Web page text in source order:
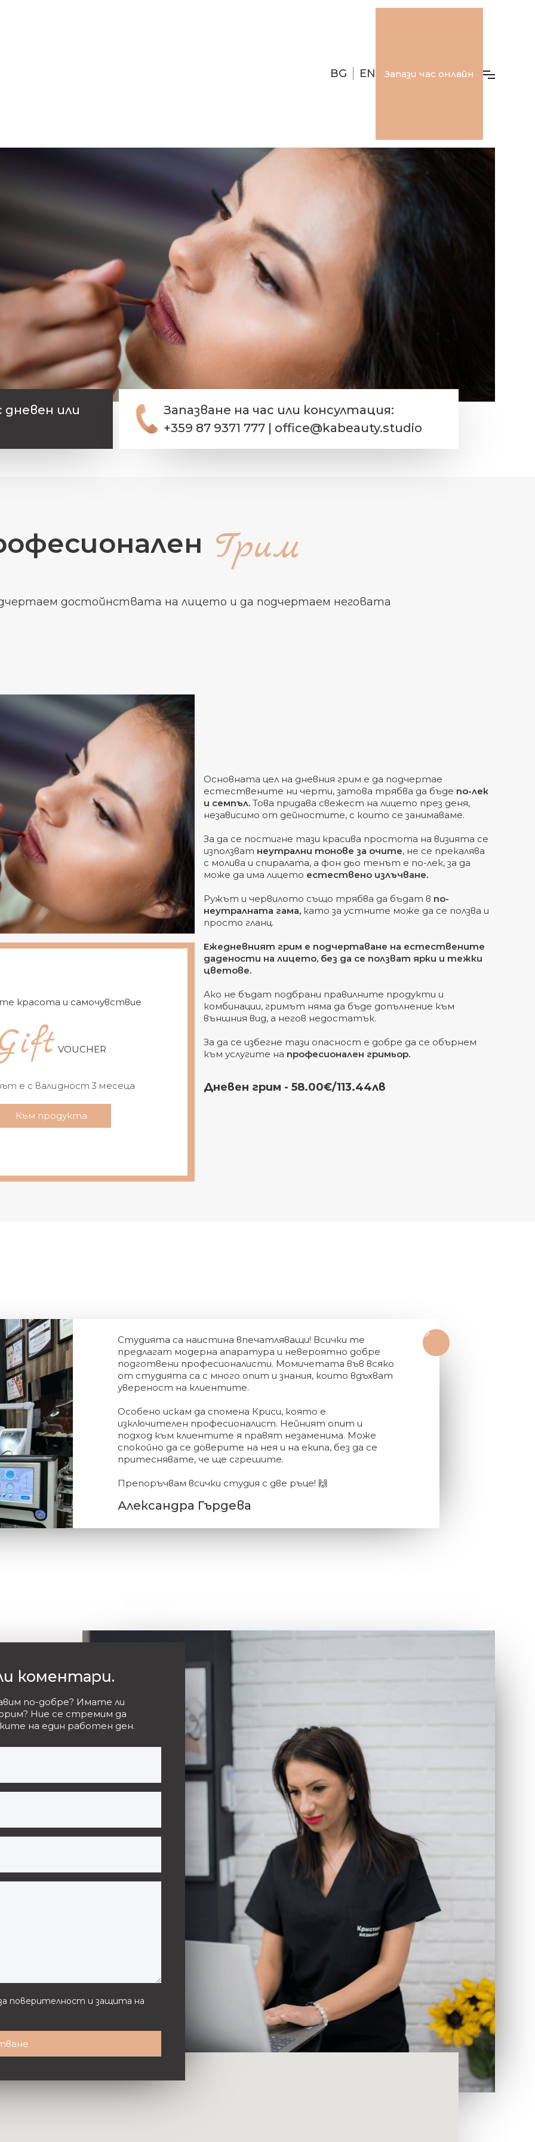
BG EN Запази час онлайн
или
Запазване на час или консултация:
+359 87 9371 777 | office@kabeauty.studio
Грим
достойнствата на лицето и да подчертаем неговата
Основната цел на дневния грим е да подчертае
естествените ни черти, затова трябва да бъде по-лек
и семпъл.Това придава свежест на лицето през деня,
независимо от дейностите, с които се занимаваме.
За да се постигне тази красива простота на визията се
използват неутрални тонове за очите, не се прекалява
с молива и спиралата, а фон дьо тенът е по-лек, за да
може да има лицето естествено излъчване.
Ружът и червилото също трябва да бъдат в по-
неутралната гама,като за устните може да се ползва и
просто гланц.
Ежедневният грим е подчертаване на естествените
дадености на лицето, без да се ползват ярки и тежки
цветове.
Ако не бъдат подбрани правилните продукти и
комбинации, гримът няма да бъде допълнение към
външния вид, а негов недостатък.
За да се избегне тази опасност е добре да се обърнем
към услугите на професионален гримьор.
Дневен грим - 58.00€/113.44лв
красота и самочувствие
VOUCHER
е с валидност 3 месеца
Към продукта
Студията са наистина впечатляващи! Всички те
предлагат модерна апаратура и невероятно добре
подготвени професионалисти. Момичетата във всяко
от студията са с много опит и знания, които вдъхват
увереност на клиентите.
Особено искам да спомена Криси, която е
изключителен професионалист. Нейният опит и
подход към клиентите я правят незаменима. Може
спокойно да се доверите на нея и на екипа, без да се
притеснявате, че ще сгрешите.
Препоръчвам всички студия с две ръце! 🙌
Александра Гърдева
коментари.
по-добре? Имате ли
Ние се стремим да
на един работен ден.
за поверителност и защита на